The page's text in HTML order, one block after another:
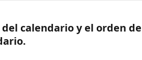
calendario y el orden